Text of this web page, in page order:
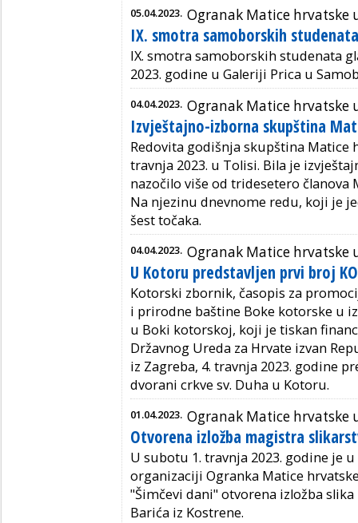
05.04.2023. Ogranak Matice hrvatske
IX. smotra samoborskih
IX. smotra samoborskih studenata
2023. godine u Galeriji Prica u
04.04.2023. Ogranak Matice hrvatske
Izvještajno-izborna skupština
Redovita godišnja skupština Matice
travnja 2023. u Tolisi. Bila je
nazočilo više od tridesetero članova
Na njezinu dnevnome redu, koji je
šest točaka.
04.04.2023. Ogranak Matice hrvatske
U Kotoru predstavljen prvi broj
Kotorski zbornik, časopis za
i prirodne baštine Boke kotorske u
u Boki kotorskoj, koji je tiskan
Državnog Ureda za Hrvate izvan
iz Zagreba, 4. travnja 2023. godine
dvorani crkve sv. Duha u Kotoru.
01.04.2023. Ogranak Matice hrvatske
Otvorena izložba magistra
U subotu 1. travnja 2023. godine je
organizaciji Ogranka Matice
"Šimčevi dani" otvorena izložba
Barića iz Kostrene.